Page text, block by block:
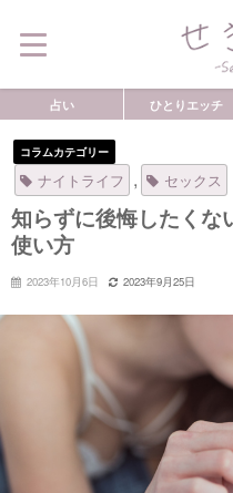
占い ひとりエッチ
コラムカテゴリー
ナイトライフ , セックス
知らずに後悔したく
使い方
2023年10月6日 2023年9月25日